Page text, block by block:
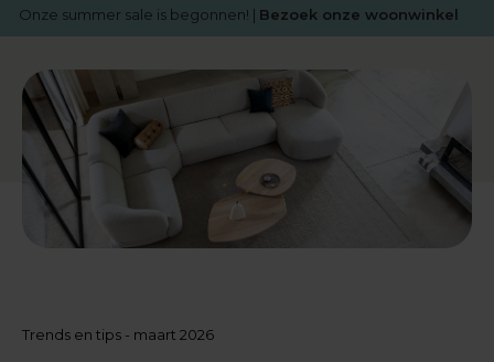
Onze summer sale is begonnen! | Bezoek onze woonwinkel
Trends en tips - maart 2026